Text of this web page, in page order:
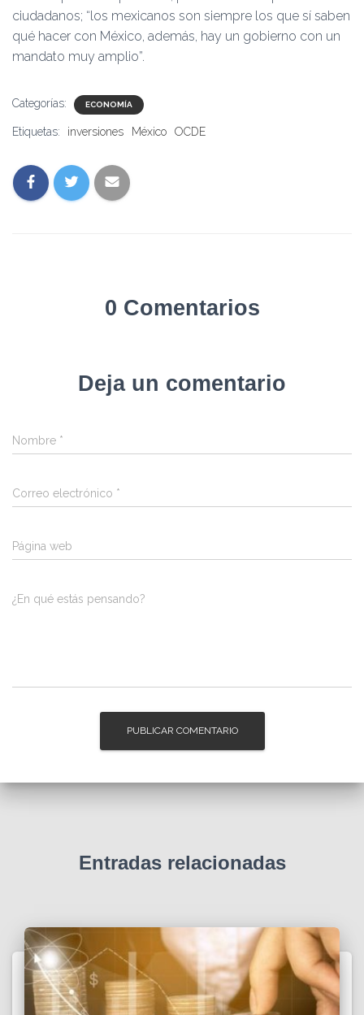
ciudadanos; “los mexicanos son siempre los que sí saben
qué hacer con México, además, hay un gobierno con un
mandato muy amplio”.
Categorías: ECONOMÍA
Etiquetas: inversiones México OCDE
0 Comentarios
Deja un comentario
Nombre *
Correo electrónico *
Página web
¿En qué estás pensando?
Entradas relacionadas